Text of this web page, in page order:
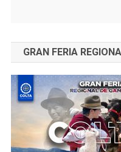
GRAN FERIA